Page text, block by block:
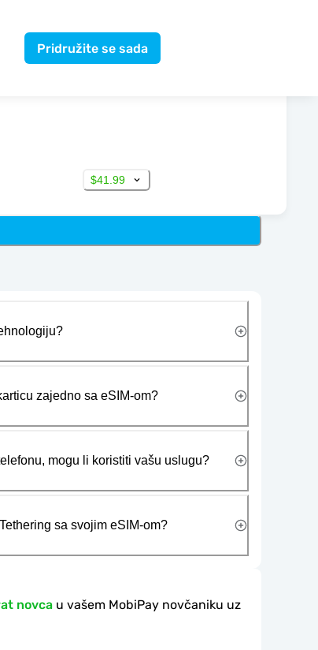
Pridružite se sada
$41.99
zajedno sa eSIM-om?
mogu li koristiti vašu uslugu?
sa svojim eSIM-om?
novca u vašem MobiPay novčaniku uz